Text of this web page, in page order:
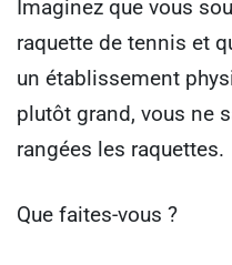
Imaginez que vous
raquette de tennis et
un établissement
plutôt grand, vous ne
rangées les raquettes.
Que faites-vous ?